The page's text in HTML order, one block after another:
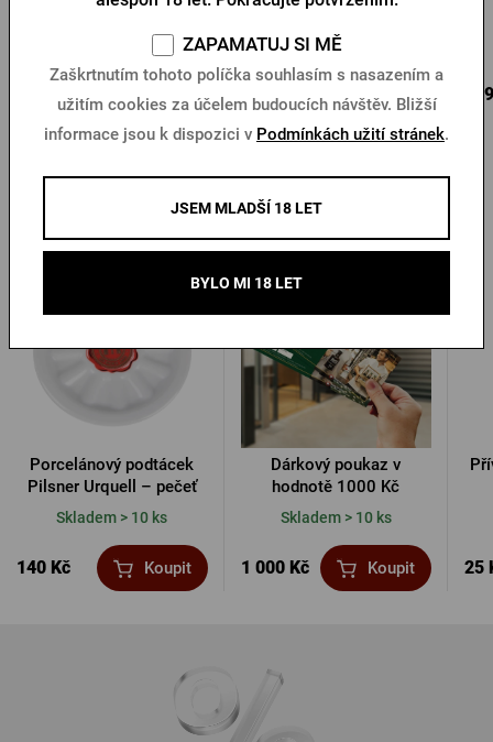
649 Kč Koupit
Skladem > 10 ks
580 Kč Koupit
Další produkty od Pilsner Urquell
Porcelánový podtácek
Pilsner Urquell – pečeť
Skladem > 10 ks
140 Kč Koupit
Doprava zdarma
Dárkový poukaz v
hodnotě 1000 Kč
Skladem > 10 ks
1 000 Kč Koupit 25
ZAPAMATUJ SI MĚ
Zaškrtnutím tohoto políčka souhlasím s nasazením a
užitím cookies za účelem budoucích návštěv. Bližší
informace jsou k dispozici v Podmínkách užití stránek.
JSEM MLADŠÍ 18 LET
BYLO MI 18 LET